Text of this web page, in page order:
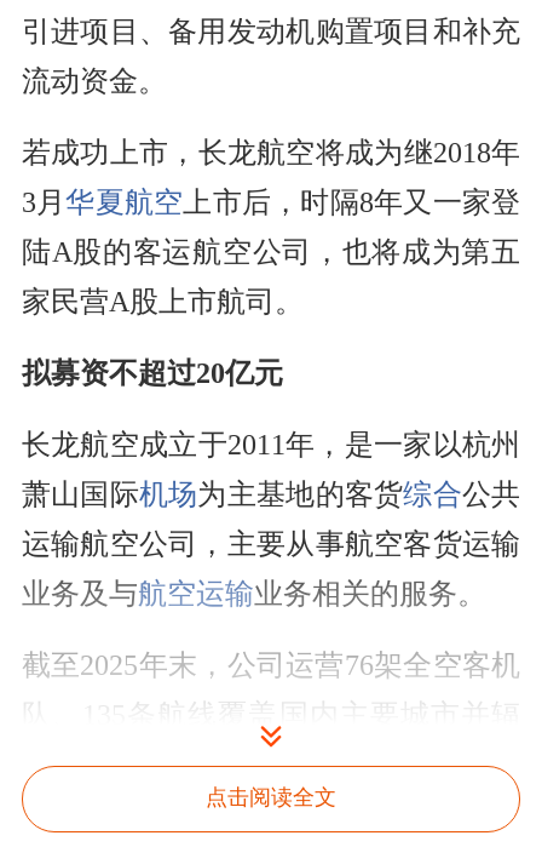
引进项目、备用发动机购置项目和补充
流动资金。
若成功上市，长龙航空将成为继2018年
3月华夏航空上市后，时隔8年又一家登
陆A股的客运航空公司，也将成为第五
家民营A股上市航司。
拟募资不超过20亿元
长龙航空成立于2011年，是一家以杭州
萧山国际机场为主基地的客货综合公共
运输航空公司，主要从事航空客货运输
业务及与航空运输业务相关的服务。
截至2025年末，公司运营76架全空客机
队、135条航线覆盖国内主要城市并辐
射国际，年旅客运输量超过1400万人
次。在运行效率方面，公司2025年客座
点击阅读全文